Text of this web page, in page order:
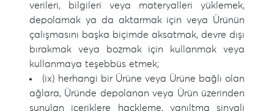
verileri, bilgileri veya materyalleri yüklemek,
depolamak ya da aktarmak için veya Ürünün
çalışmasını başka biçimde aksatmak, devre dışı
bırakmak veya bozmak için kullanmak veya
kullanmaya teşebbüs etmek;
(ix) herhangi bir Ürüne veya Ürüne bağlı olan
ağlara, Üründe depolanan veya Ürün üzerinden
sunulan içeriklere hackleme, yanıltma sinyali